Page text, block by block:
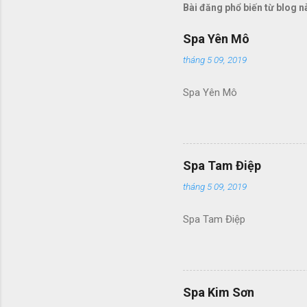
Bài đăng phổ biến từ blog
Spa Yên Mô
tháng 5 09, 2019
Spa Yên Mô
Spa Tam Điệp
tháng 5 09, 2019
Spa Tam Điệp
Spa Kim Sơn